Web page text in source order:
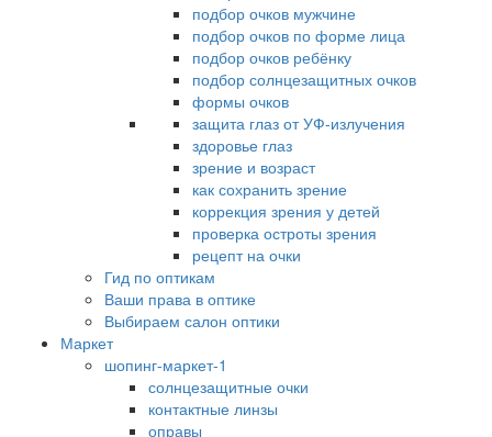
подбор очков мужчине
подбор очков по форме лица
подбор очков ребёнку
подбор солнцезащитных очков
формы очков
защита глаз от УФ-излучения
здоровье глаз
зрение и возраст
как сохранить зрение
коррекция зрения у детей
проверка остроты зрения
рецепт на очки
Гид по оптикам
Ваши права в оптике
Выбираем салон оптики
Маркет
шопинг-маркет-1
солнцезащитные очки
контактные линзы
оправы